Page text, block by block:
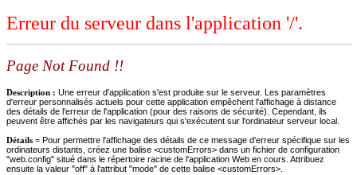
Erreur du serveur dans l'application '/'.
Page Not Found !!
Description : Une erreur d'application s'est produite sur le serveur. Les paramètres
d'erreur personnalisés actuels pour cette application empêchent l'affichage à distance
des détails de l'erreur de l'application (pour des raisons de sécurité). Cependant, ils
peuvent être affichés par les navigateurs qui s'exécutent sur l'ordinateur serveur local.
Détails = Pour permettre l'affichage des détails de ce message d'erreur spécifique sur les
ordinateurs distants, créez une balise <customErrors> dans un fichier de configuration
"web.config" situé dans le répertoire racine de l'application Web en cours. Attribuez
ensuite la valeur "off" à l'attribut "mode" de cette balise <customErrors>.